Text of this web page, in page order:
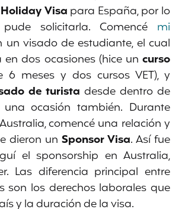
Visa para España, por lo
solicitarla. Comencé mi
un visado de estudiante, el cual
en dos ocasiones (hice un curso
6 meses y dos cursos VET), y
de turista desde dentro de
ocasión también. Durante
comencé una relación y
dieron un Sponsor Visa. Así fue
el sponsorship en Australia,
Las diferencia principal entre
son los derechos laborales que
y la duración de la visa.